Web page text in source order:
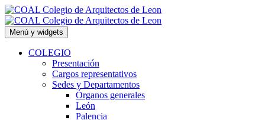
Saltar
al
contenido
Menú y widgets
COLEGIO
Presentación
Cargos representativos
Sedes y Departamentos
Órganos generales
León
Palencia